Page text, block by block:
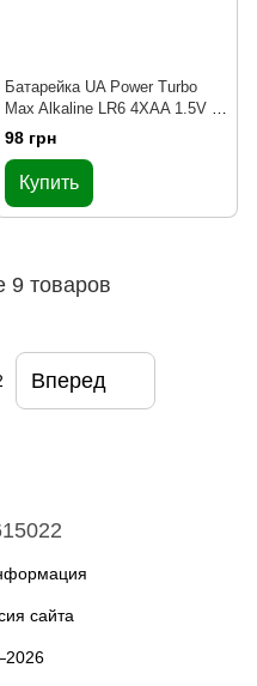
Батарейка UA Power Turbo
Max Alkaline LR6 4XAA 1.5V (4
шт уп.)
98 грн
Купить
9 товаров
Вперед
сайта